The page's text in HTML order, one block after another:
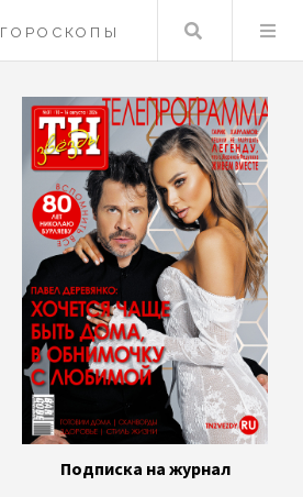
ГОРОСКОПЫ Поиск
Подписка на журнал